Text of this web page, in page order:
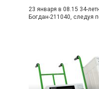
23 января в 08.15 34-
Богдан-211040, следуя